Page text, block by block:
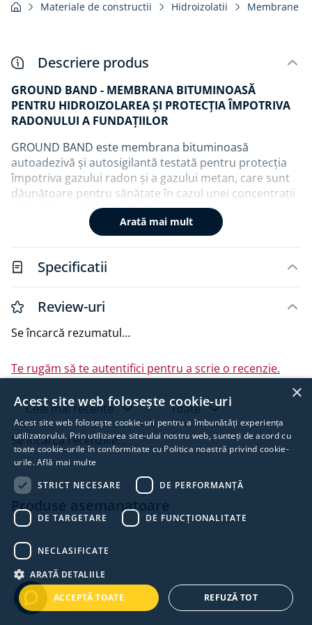
Materiale de constructii Hidroizolatii Membrane
Descriere produs
GROUND BAND - MEMBRANA BITUMINOASĂ
PENTRU HIDROIZOLAREA ȘI PROTECȚIA ÎMPOTRIVA
RADONULUI A FUNDAȚIILOR
GROUND BAND este membrana bituminoasă
autoadezivă și autosigilantă testată pentru protecția
împotriva gazului radon și a gazului metan, care sunt
dăunătoare pentru sănătate în cazul unei concentrații
ridicate în mediile interioare.
Instalare practică și rapidă, nu necesită flăcări,
Instalarea membranei bituminoase autoadezive
datorită compusului bituminos special
°C.
Toate versiunile sunt furnizate cu folia de protecție
pretăiată pentru a facilita instalarea în colțuri sau în
locații complexe, dar și pe suprafețe mari pentru a
evita o dezaliniere excesivă a straturilor.
Compoziția bituminoasă elastoplastomerică specială și
pelicula de suport din polietilenă de înaltă densitate cu
laminare încrucișată fac ca membrana să fie complet
impermeabilă și rezistentă la forfecare prin perforare.
Documente
Fișă tehnică
Arată mai mult
Specificatii
Review-uri
Se încarcă rezumatul…
Te rugăm să te autentifici pentru a scrie o recenzie.
Cele mai recente Toate
Se încarcă recenziile…
Produse asemanatoare
×
Acest site web folosește cookie-uri
Acest site web folosește cookie-uri pentru a îmbunătăți experiența
utilizatorului. Prin utilizarea site-ului nostru web, sunteți de acord cu
toate cookie-urile în conformitate cu Politica noastră privind cookie-
urile.Află mai multe
STRICT NECESARE
DE PERFORMANȚĂ
DE TARGETARE DE FUNCŢIONALITATE
NECLASIFICATE
ARATĂ DETALIILE
ACCEPTĂ TOATE
REFUZĂ TOT